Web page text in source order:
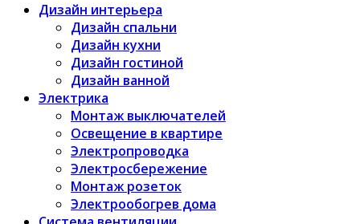
Дизайн интерьера
Дизайн спальни
Дизайн кухни
Дизайн гостиной
Дизайн ванной
Электрика
Монтаж выключателей
Освещение в квартире
Электропроводка
Электросбережение
Монтаж розеток
Электрообогрев дома